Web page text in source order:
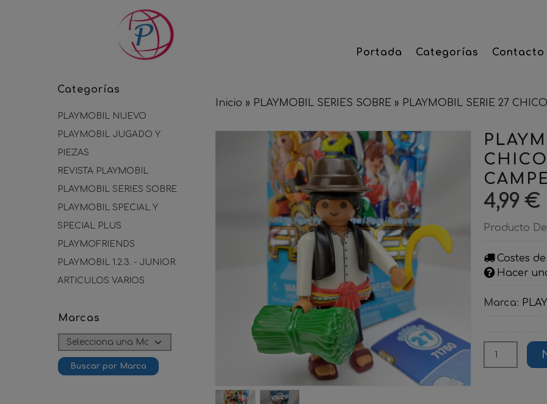
Portada Categorías Contacto
Categorías
PLAYMOBIL NUEVO
PLAYMOBIL JUGADO Y
PIEZAS
REVISTA PLAYMOBIL
PLAYMOBIL SERIES SOBRE
PLAYMOBIL SPECIAL Y
SPECIAL PLUS
PLAYMOFRIENDS
PLAYMOBIL 1.2.3. - JUNIOR
ARTICULOS VARIOS
Marcas
Inicio » PLAYMOBIL SERIES SOBRE » PLAYMOBIL SERIE 27
4,99 €
Producto
Costes
Hacer
Marca: